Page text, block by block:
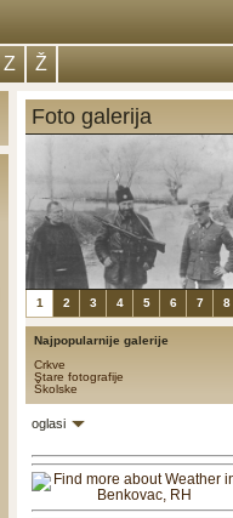
Z Ž
Foto galerija
1 2 3 4 5 6 7 8
Najpopularnije galerije
Crkve
Stare fotografije
Školske
oglasi